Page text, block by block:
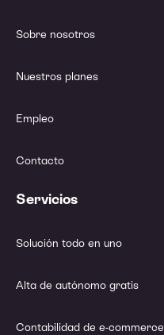
Sobre nosotros
Nuestros planes
Empleo
Contacto
Servicios
Solución todo en uno
Alta de autónomo gratis
Contabilidad de e-commerce